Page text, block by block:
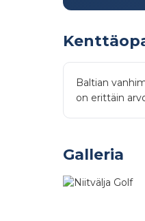
Baltian
on erittäin
Galleria